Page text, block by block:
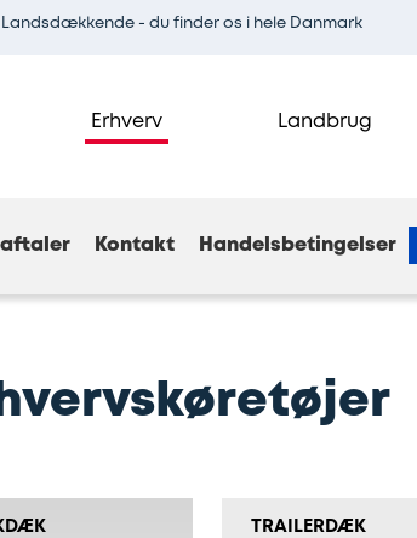
Landsdækkende - du finder os i hele Danmark
Erhverv Landbrug
Kontakt Handelsbetingelser
TRAILERDÆK